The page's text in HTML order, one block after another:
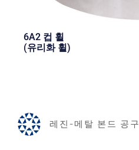
6A2 컵 휠
(유리화 휠)
레진-메탈 본드 공구